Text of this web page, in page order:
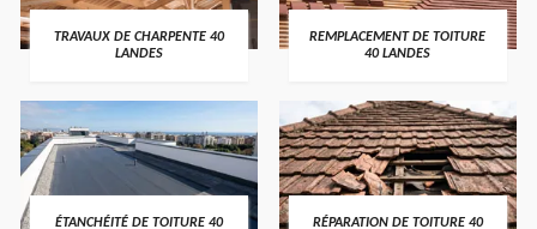
TRAVAUX DE CHARPENTE 40
LANDES
REMPLACEMENT DE TOITURE
40 LANDES
ÉTANCHÉITÉ DE TOITURE 40
RÉPARATION DE TOITURE 40